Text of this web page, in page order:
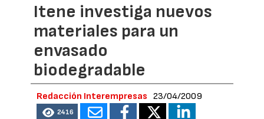
Itene investiga nuevos
materiales para un
envasado
biodegradable
Redacción Interempresas 23/04/2009
2416